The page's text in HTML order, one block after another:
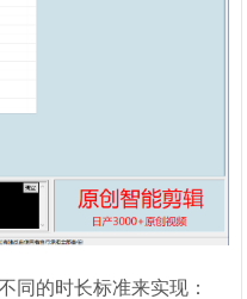
同的时长标准来实现：